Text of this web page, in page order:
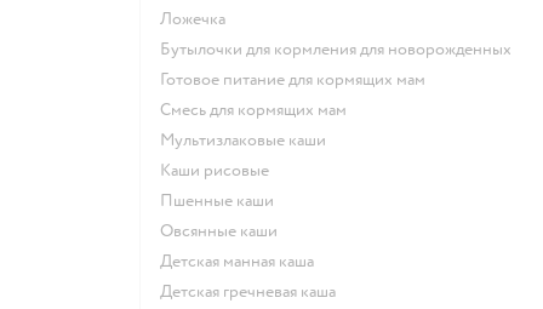
ложечка
бутылочки для кормления для новорожденных
готовое питание для кормящих мам
смесь для кормящих мам
Мультизлаковые каши
Каши рисовые
Пшенные каши
овсянные каши
детская манная каша
детская гречневая каша